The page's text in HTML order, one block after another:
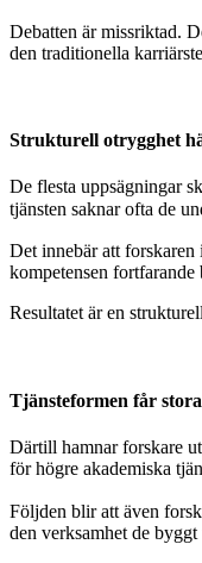
Debatten är missriktad.
den traditionella
Strukturell otrygghet
De flesta uppsägningar
tjänsten saknar ofta de
Det innebär att forskaren
kompetensen fortfarande
Resultatet är en
Tjänsteformen får
Därtill hamnar forskare
för högre akademiska
Följden blir att även
den verksamhet de